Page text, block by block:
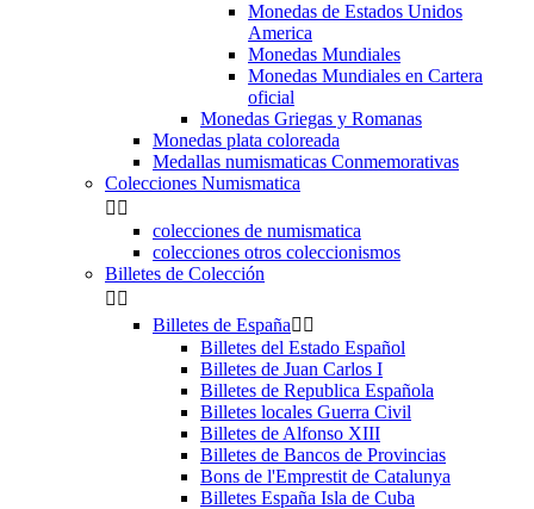
Monedas de Estados Unidos
America
Monedas Mundiales
Monedas Mundiales en Cartera
oficial
Monedas Griegas y Romanas
Monedas plata coloreada
Medallas numismaticas Conmemorativas
Colecciones Numismatica
 
colecciones de numismatica
colecciones otros coleccionismos
Billetes de Colección
 
Billetes de España 
Billetes del Estado Español
Billetes de Juan Carlos I
Billetes de Republica Española
Billetes locales Guerra Civil
Billetes de Alfonso XIII
Billetes de Bancos de Provincias
Bons de l'Emprestit de Catalunya
Billetes España Isla de Cuba